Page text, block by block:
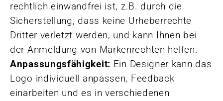
rechtlich einwandfrei ist, z.B. durch die
Sicherstellung, dass keine Urheberrechte
Dritter verletzt werden, und kann Ihnen bei
der Anmeldung von Markenrechten helfen.
Anpassungsfähigkeit: Ein Designer kann das
Logo individuell anpassen, Feedback
einarbeiten und es in verschiedenen